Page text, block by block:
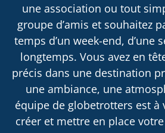
une association ou tout
groupe d’amis et souhaitez
temps d’un week-end, d’une
longtemps. Vous avez en
précis dans une destination
une ambiance, une
équipe de globetrotters est à
créer et mettre en place votre